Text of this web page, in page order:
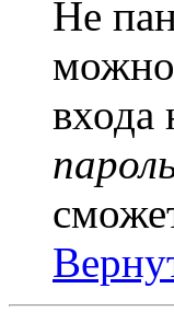
Не
можно